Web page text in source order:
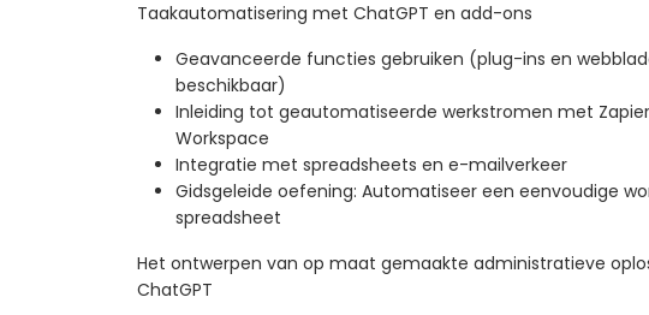
Taakautomatisering met ChatGPT en add-ons
Geavanceerde functies gebruiken (plug-ins en
beschikbaar)
Inleiding tot geautomatiseerde werkstromen met
Workspace
Integratie met spreadsheets en e-mailverkeer
Gidsgeleide oefening: Automatiseer een eenvoudige
spreadsheet
Het ontwerpen van op maat gemaakte administratieve
ChatGPT